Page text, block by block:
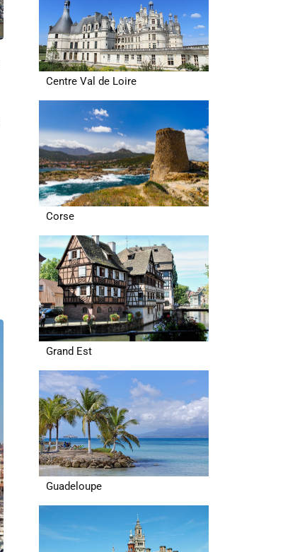
Centre Val de Loire
Corse
Grand Est
Guadeloupe